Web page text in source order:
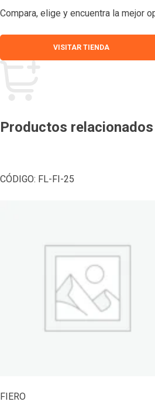
Compara, elige y encuentra la mejor
VISITAR TIENDA
Productos
CÓDIGO: FL-FI-25
FIERO